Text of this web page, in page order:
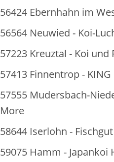
56424 Ebernhahn im
56564 Neuwied - Koi-
57223 Kreuztal - Koi und
57413 Finnentrop - KING
57555 Mudersbach-
More
58644 Iserlohn -
59075 Hamm - Japankoi